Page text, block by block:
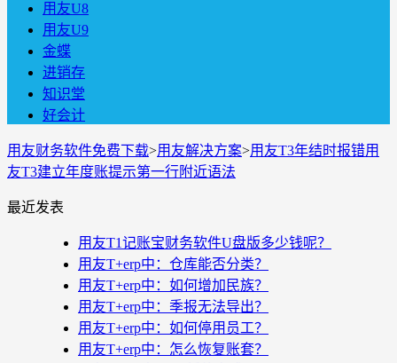
用友U8
用友U9
金蝶
进销存
知识堂
好会计
用友财务软件免费下载>用友解决方案>用友T3年结时报错用
友T3建立年度账提示第一行附近语法
最近发表
用友T1记账宝财务软件U盘版多少钱呢？
用友T+erp中：仓库能否分类？
用友T+erp中：如何增加民族？
用友T+erp中：季报无法导出？
用友T+erp中：如何停用员工？
用友T+erp中：怎么恢复账套？